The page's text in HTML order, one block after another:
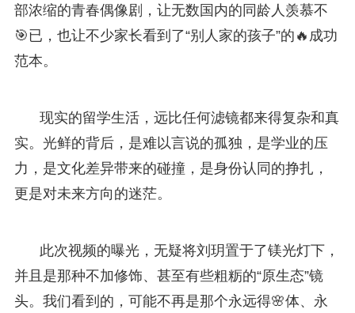
部浓缩的青春偶像剧，让无数国内的同龄人羡慕不
🎯已，也让不少家长看到了“别人家的孩子”的🔥成功
范本。
现实的留学生活，远比任何滤镜都来得复杂和真
实。光鲜的背后，是难以言说的孤独，是学业的压
力，是文化差异带来的碰撞，是身份认同的挣扎，
更是对未来方向的迷茫。
此次视频的曝光，无疑将刘玥置于了镁光灯下，
并且是那种不加修饰、甚至有些粗粝的“原生态”镜
头。我们看到的，可能不再是那个永远得🌸体、永